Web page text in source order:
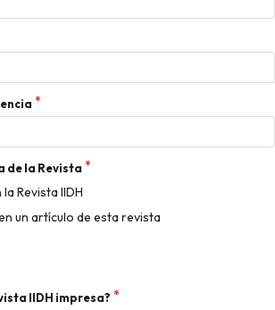
de la Revista
Revista IIDH
un artículo de esta revista
IIDH impresa?